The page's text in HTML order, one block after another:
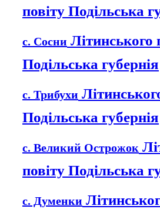
повіту Подільська
с. Сосни Літинського
Подільська губернія
с. Трибухи
Подільська губернія
с. Великий Острожок
повіту Подільська
с. Думенки